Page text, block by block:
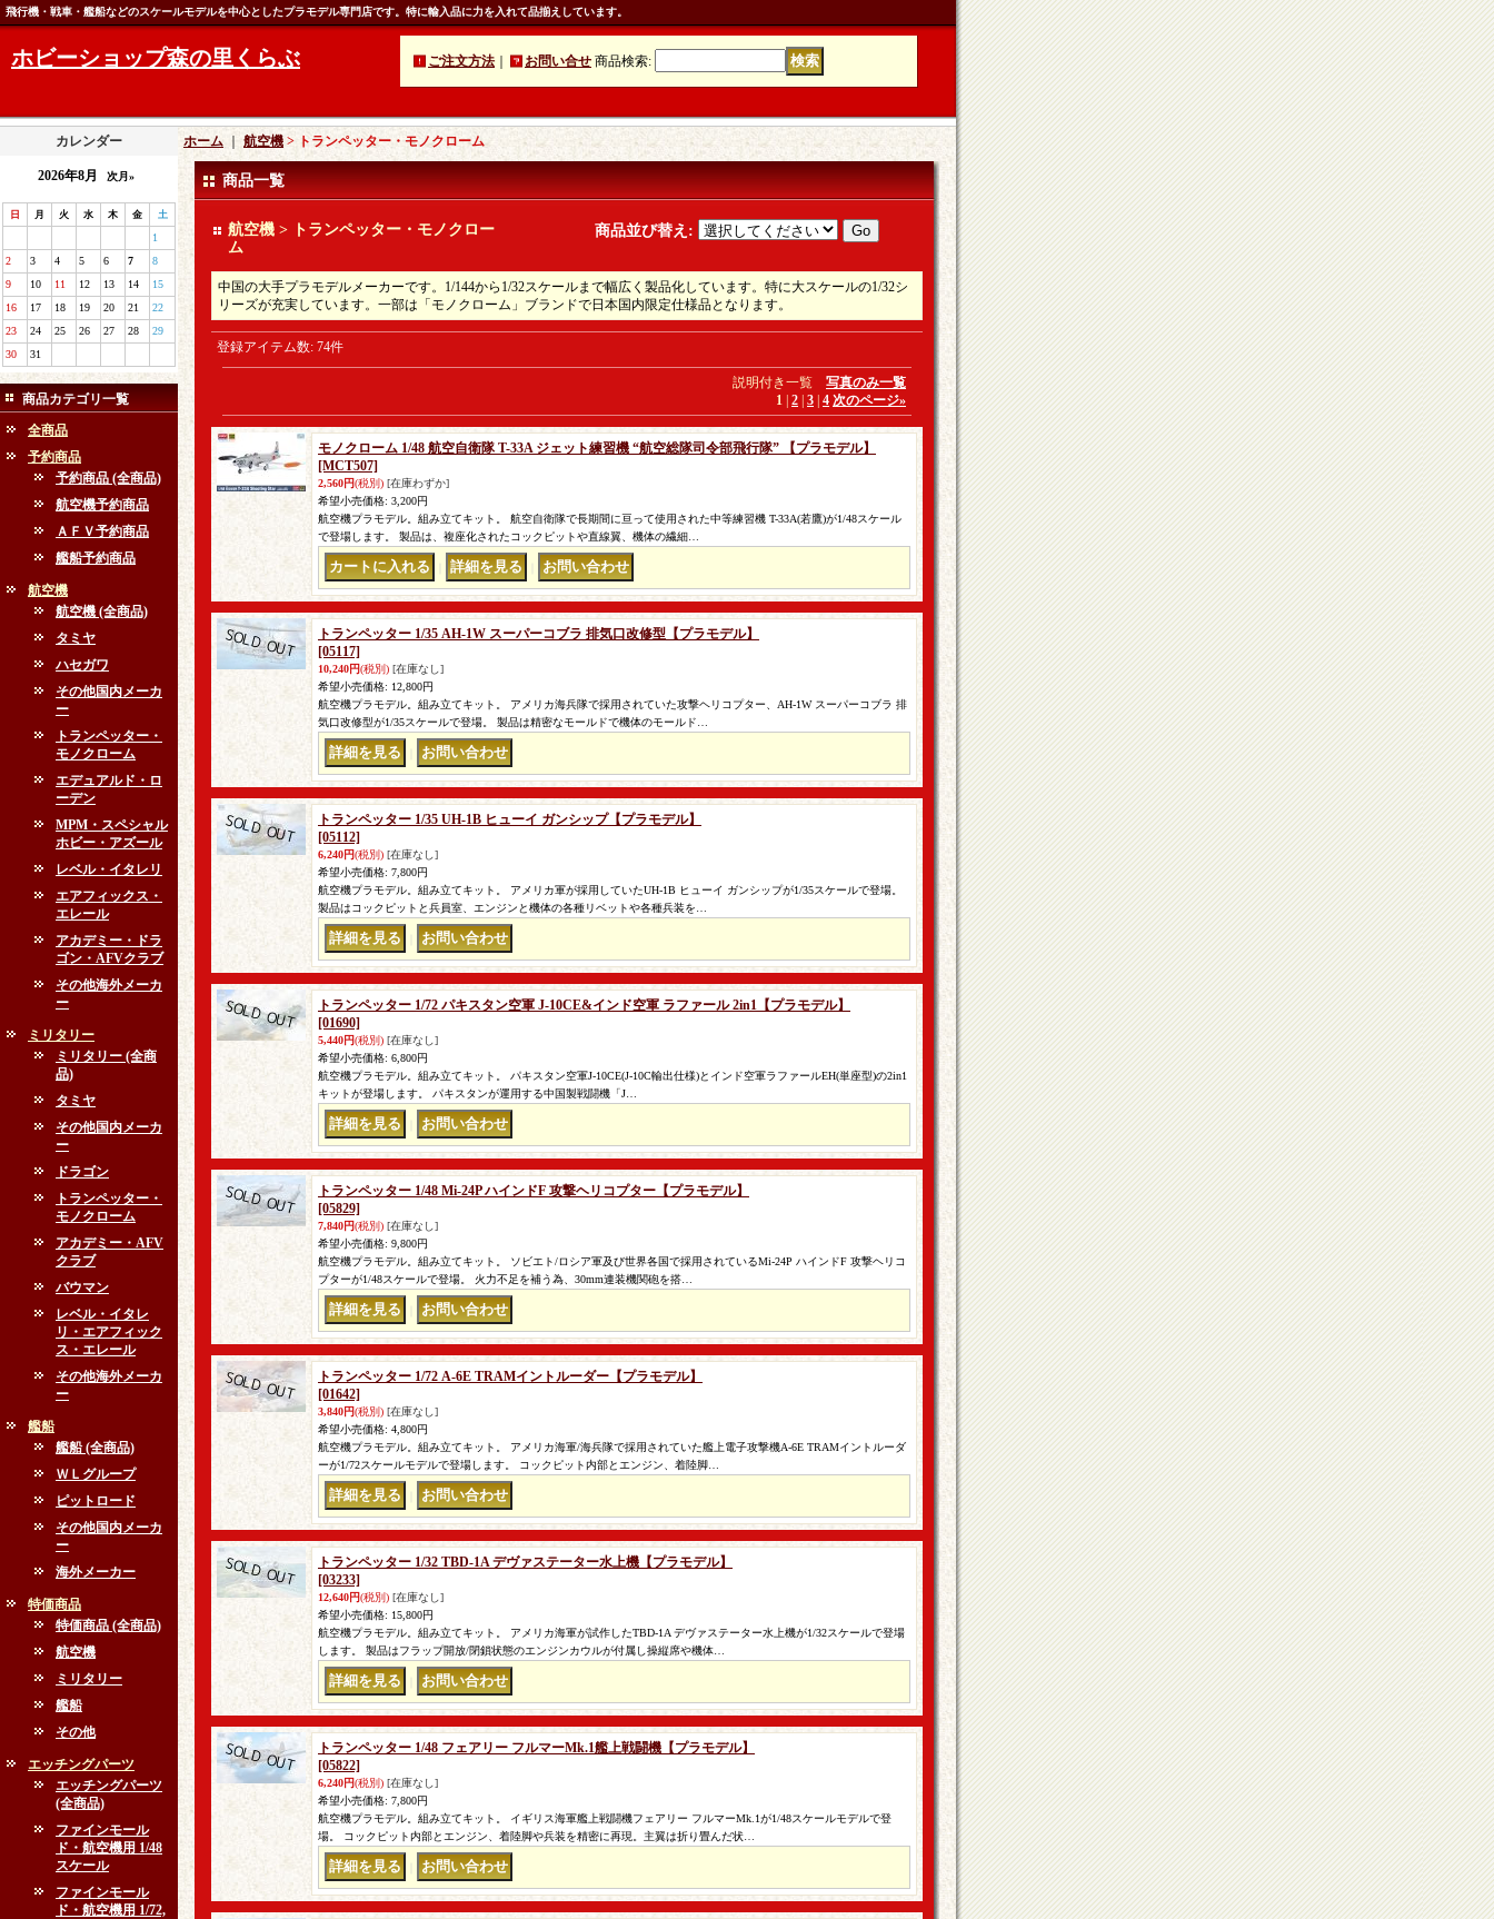
飛行機・戦車・艦船などのスケールモデルを中心としたプラモデル専門店です。特に輸入品に力を入れて品揃えしています。
ホビーショップ森の里くらぶ ご注文方法 お問い合せ 商品検索:
カレンダー
2026年8月 次月»
日 月 火 水 木 金 土
1
2
3 4 5 6 7
8
9
10 11 12 13 14
15
16
17 18 19 20 21
22
23
24 25 26 27 28
29
30
31
商品カテゴリ一覧
全商品
予約商品
予約商品 (全商品)
航空機予約商品
ＡＦＶ予約商品
艦船予約商品
航空機
航空機 (全商品)
タミヤ
ハセガワ
その他国内メーカ
ー
トランペッター・
モノクローム
エデュアルド・ロ
ーデン
MPM・スペシャル
ホビー・アズール
レベル・イタレリ
エアフィックス・
エレール
アカデミー・ドラ
ゴン・AFVクラブ
その他海外メーカ
ー
ミリタリー
ミリタリー (全商
品)
タミヤ
その他国内メーカ
ー
ドラゴン
トランペッター・
モノクローム
アカデミー・AFV
クラブ
バウマン
レベル・イタレ
リ・エアフィック
ス・エレール
その他海外メーカ
ー
艦船
艦船 (全商品)
ＷＬグループ
ピットロード
その他国内メーカ
ー
海外メーカー
特価商品
特価商品 (全商品)
航空機
ミリタリー
艦船
その他
エッチングパーツ
エッチングパーツ
(全商品)
ファインモール
ド・航空機用 1/48
スケール
ファインモール
ド・航空機用 1/72,
ホーム 航空機 > トランペッター・モノクローム
商品一覧
航空機 > トランペッター・モノクロー
ム
商品並び替え :
中国の大手プラモデルメーカーです。1/144から1/32スケールまで幅広く製品化しています。特に大スケールの1/32シ
リーズが充実しています。一部は「モノクローム」ブランドで日本国内限定仕様品となります。
登録アイテム数: 74件
説明付き一覧 写真のみ一覧
1 2 3 4 次のページ»
モノクローム 1/48 航空自衛隊 T-33A ジェット練習機 “航空総隊司令部飛行隊” 【プラモデル】
[MCT507]
2,560円(税別) [在庫わずか]
希望小売価格: 3,200円
航空機プラモデル。組み立てキット。 航空自衛隊で長期間に亘って使用された中等練習機 T-33A(若鷹)が1/48スケール
で登場します。 製品は、複座化されたコックピットや直線翼、機体の繊細…
トランペッター 1/35 AH-1W スーパーコブラ 排気口改修型【プラモデル】
[05117]
10,240円(税別) [在庫なし]
希望小売価格: 12,800円
航空機プラモデル。組み立てキット。 アメリカ海兵隊で採用されていた攻撃ヘリコプター、AH-1W スーパーコブラ 排
気口改修型が1/35スケールで登場。 製品は精密なモールドで機体のモールド…
トランペッター 1/35 UH-1B ヒューイ ガンシップ【プラモデル】
[05112]
6,240円(税別) [在庫なし]
希望小売価格: 7,800円
航空機プラモデル。組み立てキット。 アメリカ軍が採用していたUH-1B ヒューイ ガンシップが1/35スケールで登場。
製品はコックピットと兵員室、エンジンと機体の各種リベットや各種兵装を…
トランペッター 1/72 パキスタン空軍 J-10CE&インド空軍 ラファール 2in1【プラモデル】
[01690]
5,440円(税別) [在庫なし]
希望小売価格: 6,800円
航空機プラモデル。組み立てキット。 パキスタン空軍J-10CE(J-10C輸出仕様)とインド空軍ラファールEH(単座型)の2in1
キットが登場します。 パキスタンが運用する中国製戦闘機「J…
トランペッター 1/48 Mi-24P ハインドF 攻撃ヘリコプター【プラモデル】
[05829]
7,840円(税別) [在庫なし]
希望小売価格: 9,800円
航空機プラモデル。組み立てキット。 ソビエト/ロシア軍及び世界各国で採用されているMi-24P ハインドF 攻撃ヘリコ
プターが1/48スケールで登場。 火力不足を補う為、30mm連装機関砲を搭…
トランペッター 1/72 A-6E TRAMイントルーダー【プラモデル】
[01642]
3,840円(税別) [在庫なし]
希望小売価格: 4,800円
航空機プラモデル。組み立てキット。 アメリカ海軍/海兵隊で採用されていた艦上電子攻撃機A-6E TRAMイントルーダ
ーが1/72スケールモデルで登場します。 コックピット内部とエンジン、着陸脚…
トランペッター 1/32 TBD-1A デヴァステーター水上機【プラモデル】
[03233]
12,640円(税別) [在庫なし]
希望小売価格: 15,800円
航空機プラモデル。組み立てキット。 アメリカ海軍が試作したTBD-1A デヴァステーター水上機が1/32スケールで登場
します。 製品はフラップ開放/閉鎖状態のエンジンカウルが付属し操縦席や機体…
トランペッター 1/48 フェアリー フルマーMk.1艦上戦闘機【プラモデル】
[05822]
6,240円(税別) [在庫なし]
希望小売価格: 7,800円
航空機プラモデル。組み立てキット。 イギリス海軍艦上戦闘機フェアリー フルマーMk.1が1/48スケールモデルで登
場。 コックピット内部とエンジン、着陸脚や兵装を精密に再現。主翼は折り畳んだ状…